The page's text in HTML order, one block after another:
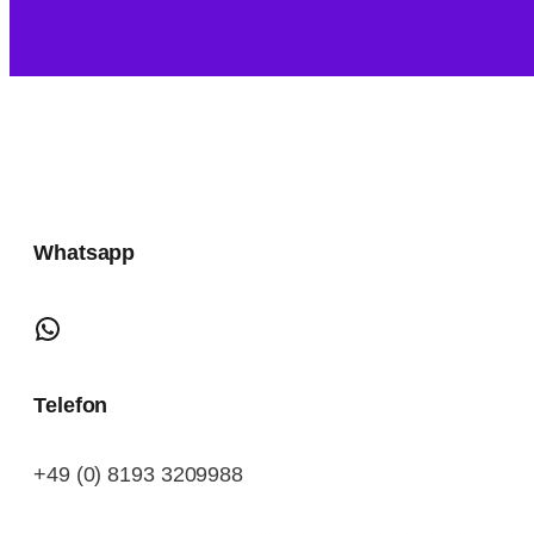
Whatsapp
Sende mir eine Whatsapp Nachricht
Telefon
+49 (0) 8193 3209988